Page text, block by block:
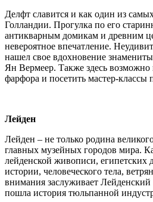
Делфт славится и как один из
Голландии. Прогулка по его
антикварным домикам и древним
невероятное впечатление.
нашел свое вдохновение
Ян Вермеер. Также здесь возможно
фарфора и посетить мастер-классы
Лейден
Лейден – не только родина
главных музейных городов мира.
лейденской живописи, египетских
истории, человеческого тела,
внимания заслуживает Лейденский
пошла история тюльпанной